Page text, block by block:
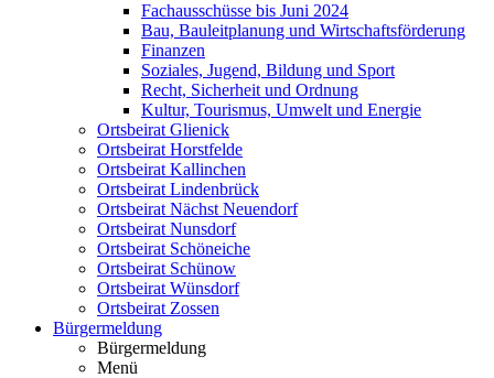
Fachausschüsse bis Juni 2024
Bau, Bauleitplanung und Wirtschaftsförderung
Finanzen
Soziales, Jugend, Bildung und Sport
Recht, Sicherheit und Ordnung
Kultur, Tourismus, Umwelt und Energie
Ortsbeirat Glienick
Ortsbeirat Horstfelde
Ortsbeirat Kallinchen
Ortsbeirat Lindenbrück
Ortsbeirat Nächst Neuendorf
Ortsbeirat Nunsdorf
Ortsbeirat Schöneiche
Ortsbeirat Schünow
Ortsbeirat Wünsdorf
Ortsbeirat Zossen
Bürgermeldung
Bürgermeldung
Menü